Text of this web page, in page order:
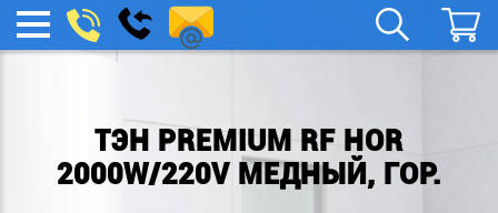
МЕНЮ
boylera@yandex.ru
Заказать
звонок
ТЭН PREMIUM RF HOR
2000W/220V МЕДНЫЙ, ГОР.